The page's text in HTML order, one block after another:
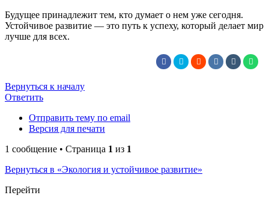
Будущее принадлежит тем, кто думает о нем уже сегодня.
Устойчивое развитие — это путь к успеху, который делает мир
лучше для всех.
Вернуться к началу
Ответить
Отправить тему по email
Версия для печати
1 сообщение • Страница 1 из 1
Вернуться в «Экология и устойчивое развитие»
Перейти